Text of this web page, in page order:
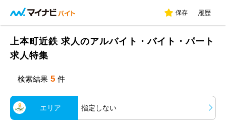
保存 履歴
上本町近鉄 求人のアルバイト・バイト・パート
求人特集
検索結果 5 件
エリア 指定しない